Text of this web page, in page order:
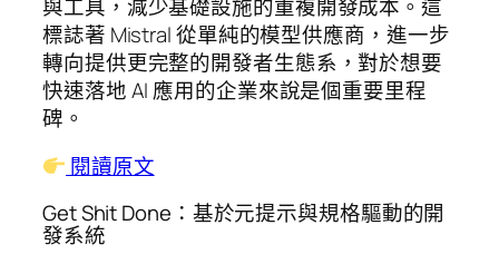
與工具，減少基礎設施的重複開發成本。這
標誌著 Mistral 從單純的模型供應商，進一步
轉向提供更完整的開發者生態系，對於想要
快速落地 AI 應用的企業來說是個重要里程
碑。
閱讀原文
Get Shit Done：基於元提示與規格驅動的開
發系統